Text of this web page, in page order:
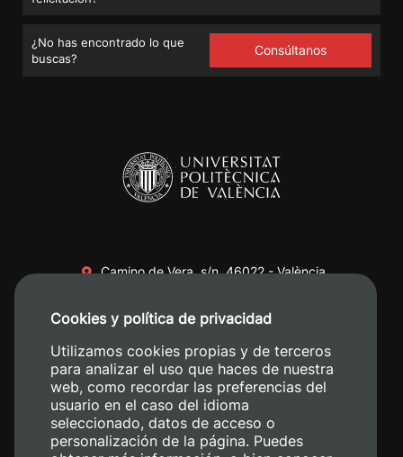
¿No has encontrado lo que
buscas?
Consúltanos
Camino de Vera, s/n. 46022 - València
+34 620 04 00 50
Cookies y política de privacidad
Utilizamos cookies propias y de terceros
para analizar el uso que haces de nuestra
web, como recordar las preferencias del
usuario en el caso del idioma
seleccionado, datos de acceso o
personalización de la página. Puedes